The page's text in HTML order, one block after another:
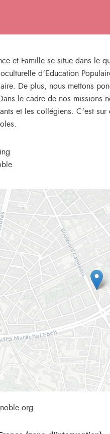
et Famille se situe dans le
d’Education
De plus, nous mettons
le cadre de nos missions
et les collégiens. C’est sur